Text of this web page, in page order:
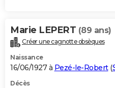
Marie LEPERT (89 ans)
Créer une cagnotte obsèques
Naissance
16/06/1927 à Pezé-le-Robert(
Décès